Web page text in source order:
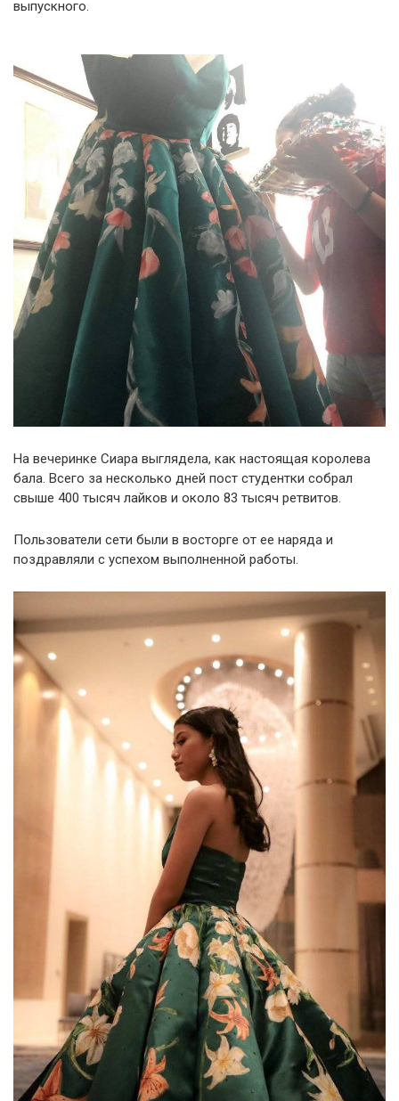
выпускного.
На вечеринке Сиара выглядела, как настоящая королева
бала. Всего за несколько дней пост студентки собрал
свыше 400 тысяч лайков и около 83 тысяч ретвитов.
Пользователи сети были в восторге от ее наряда и
поздравляли с успехом выполненной работы.